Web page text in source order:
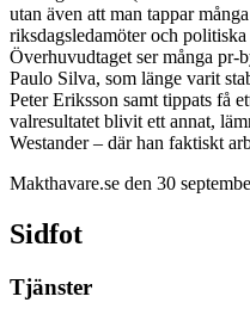
utan även att man tappar
riksdagsledamöter och
Överhuvudtaget ser många
Paulo Silva, som länge varit
Peter Eriksson samt tippats få
valresultatet blivit ett annat,
Westander – där han faktiskt
Makthavare.se den 30
Sidfot
Tjänster